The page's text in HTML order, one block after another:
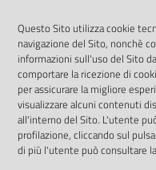
App Arpav
Rapporti regionali annuali
Le Infografiche
Dispenser dati
Vai alla pagina
Questo Sito utilizza cookie
navigazione del Sito, nonchè
informazioni sull'uso del Sito
comportare la ricezione di
per assicurare la migliore
visualizzare alcuni contenuti
all'interno del Sito. L'utente
profilazione, cliccando sul
di più l'utente può consultare